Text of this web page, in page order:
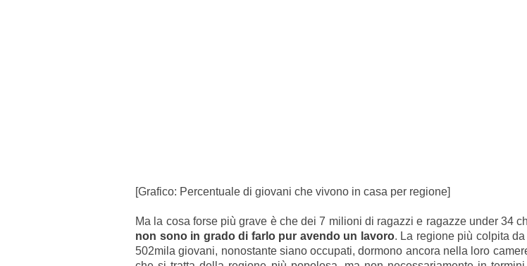
[Grafico: Percentuale di giovani che vivono in casa per regione]
Ma la cosa forse più grave è che dei 7 milioni di ragazzi e ragazze under 34
non sono in grado di farlo pur avendo un lavoro. La regione più colpita
502mila giovani, nonostante siano occupati, dormono ancora nella loro